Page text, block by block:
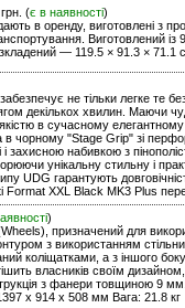
грн. (є в наявності)
в оренду, виготовлені з
Виготовлений із
— 119.5 × 91.3 × 71.1
не тільки легке те
декількох хвилин. Маючи
в сучасному елегантному
чорному "Stage Grip" зі
захисною набивкою з
унікальну стильну і
UDG гарантують
Format XXL Black MK3 Plus
)
призначений для
з використанням
коліщатками, а з іншого
власників своїм
з фанери товщиною 9
x 914 x 508 мм Вага: 21.8 кг